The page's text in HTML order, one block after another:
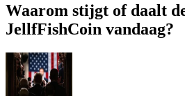
Waarom stijgt of daalt
JellfFishCoin vandaag?